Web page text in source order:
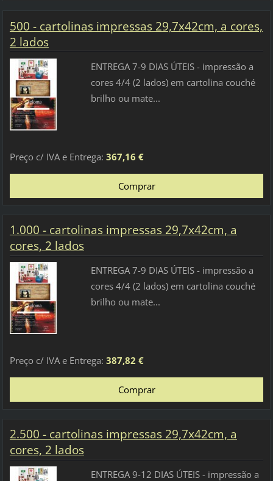
500 - cartolinas impressas 29,7x42cm, a cores,
2 lados
ENTREGA 7-9 DIAS ÚTEIS - impressão a
cores 4/4 (2 lados) em cartolina couché
brilho ou mate...
Preço c/ IVA e Entrega: 367,16 €
1.000 - cartolinas impressas 29,7x42cm, a
cores, 2 lados
ENTREGA 7-9 DIAS ÚTEIS - impressão a
cores 4/4 (2 lados) em cartolina couché
brilho ou mate...
Preço c/ IVA e Entrega: 387,82 €
2.500 - cartolinas impressas 29,7x42cm, a
cores, 2 lados
ENTREGA 9-12 DIAS ÚTEIS - impressão a